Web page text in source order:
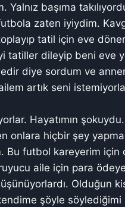
Yalnız başıma
zaten iyiydim.
tatil için eve
tatiller dileyip beni eve
diye sordum ve
artık seni
Hayatımın
onlara hiçbir şey
Bu futbol kareyerim
aile için para
Olduğun
şöyle söylediğimi